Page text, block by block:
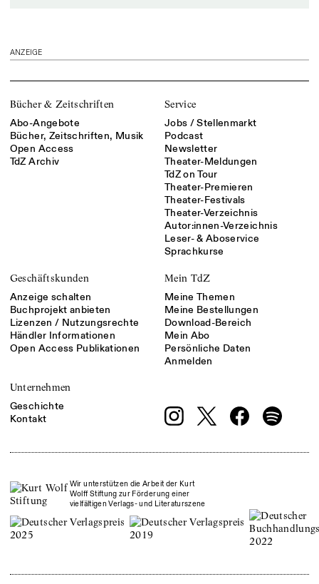
ANZEIGE
Bücher & Zeitschriften
Abo-Angebote
Bücher, Zeitschriften, Musik
Open Access
TdZ Archiv
Service
Jobs / Stellenmarkt
Podcast
Newsletter
Theater-Meldungen
TdZ on Tour
Theater-Premieren
Theater-Festivals
Theater-Verzeichnis
Autor:innen-Verzeichnis
Leser- & Aboservice
Sprachkurse
Geschäftskunden
Anzeige schalten
Buchprojekt anbieten
Lizenzen / Nutzungsrechte
Händler Informationen
Open Access Publikationen
Mein TdZ
Meine Themen
Meine Bestellungen
Download-Bereich
Mein Abo
Persönliche Daten
Anmelden
Unternehmen
Geschichte
Kontakt
Wir unterstützen die Arbeit der Kurt
Wolff Stiftung zur Förderung einer
vielfältigen Verlags- und Literaturszene